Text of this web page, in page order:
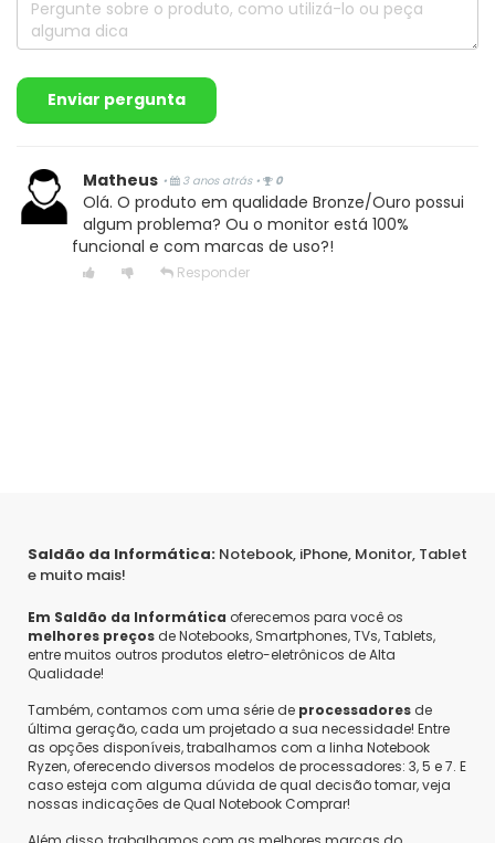
Enviar pergunta
Matheus • 3 anos atrás • 0
Olá. O produto em qualidade Bronze/Ouro possui
algum problema? Ou o monitor está 100%
funcional e com marcas de uso?!
Responder
Saldão da Informática: Notebook, iPhone, Monitor, Tablet
e muito mais!
Em Saldão da Informática oferecemos para você os
melhores preços de Notebooks, Smartphones, TVs, Tablets,
entre muitos outros produtos eletro-eletrônicos de Alta
Qualidade!
Também, contamos com uma série de processadores de
última geração, cada um projetado a sua necessidade! Entre
as opções disponíveis, trabalhamos com a linha Notebook
Ryzen, oferecendo diversos modelos de processadores: 3, 5 e 7. E
caso esteja com alguma dúvida de qual decisão tomar, veja
nossas indicações de Qual Notebook Comprar!